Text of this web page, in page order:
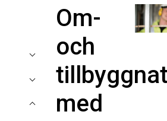
Om-
och
med